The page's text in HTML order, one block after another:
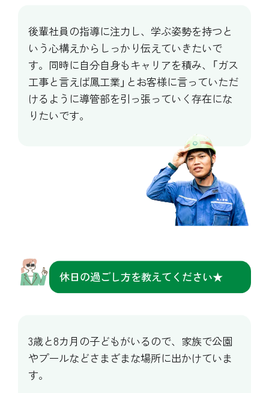
後輩社員の指導に注力し、学ぶ姿勢を持つと
いう心構えからしっかり伝えていきたいで
す。同時に自分自身もキャリアを積み、「ガス
工事と言えば鳳工業」とお客様に言っていただ
けるように導管部を引っ張っていく存在にな
りたいです。
休日の過ごし方を教えてください★
3歳と8カ月の子どもがいるので、家族で公園
やプールなどさまざまな場所に出かけていま
す。